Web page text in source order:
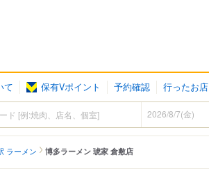
て 保有Vポイント 予約確認 行ったお店
ラーメン 博多ラーメン 琥家 倉敷店